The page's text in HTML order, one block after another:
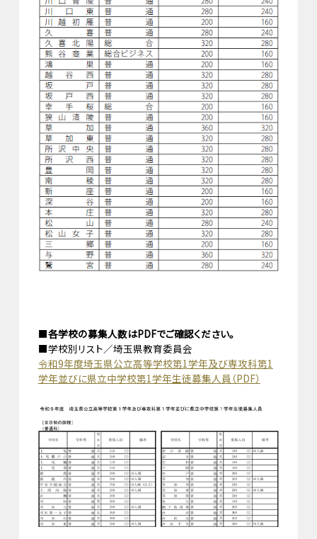
■各学校の募集人数はPDFでご確認ください。
■学校別リスト／埼玉県教育委員会
令和9年度埼玉県公立高等学校第1学年及び専攻科第1
学年並びに県立中学校第1学年生徒募集人員（PDF）